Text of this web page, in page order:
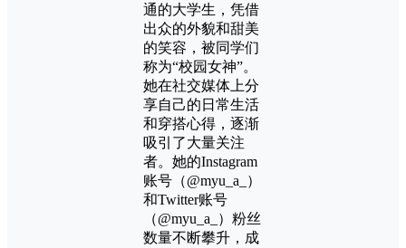
通的大学生，凭借
出众的外貌和甜美
的笑容，被同学们
称为“校园女神”。
她在社交媒体上分
享自己的日常生活
和穿搭心得，逐渐
吸引了大量关注
者。她的Instagram
账号（@myu_a_）
和Twitter账号
（@myu_a_）粉丝
数量不断攀升，成